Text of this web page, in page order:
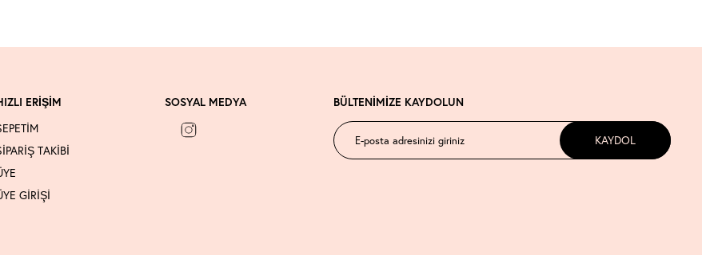
ERİŞİM
TAKİBİ
GİRİŞİ
SOSYAL MEDYA BÜLTENİMİZE KAYDOLUN
KAYDOL